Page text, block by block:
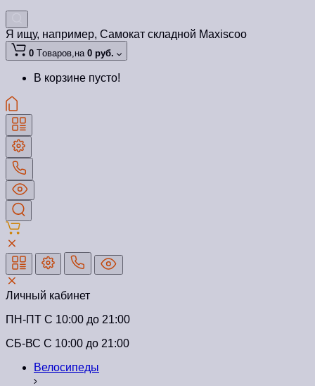
Я ищу, например, Самокат складной Maxiscoo
0 Tоваров,на 0 руб.
В корзине пусто!
Личный кабинет
ПН-ПТ C 10:00 до 21:00
СБ-ВС С 10:00 до 21:00
Велосипеды